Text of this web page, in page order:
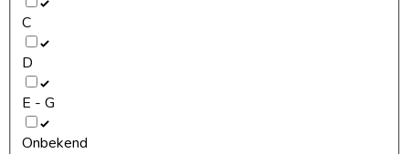
C
D
E - G
Onbekend